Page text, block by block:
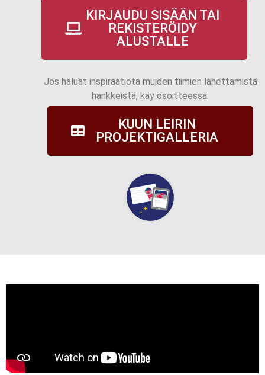
KIRJAUDU SISÄÄN TAI
REKISTERÖIDY
ALUSTALLE
Jos haluat inspiraatiota muiden tiimien lähettämistä
hankkeista, käy osoitteessa:
KUUN LEIRIN
PROJEKTIGALLERIA